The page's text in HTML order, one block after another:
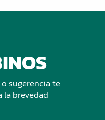
sugerencia te
la brevedad